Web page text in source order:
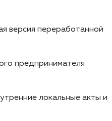
версия переработанной
предпринимателя
локальные акты и